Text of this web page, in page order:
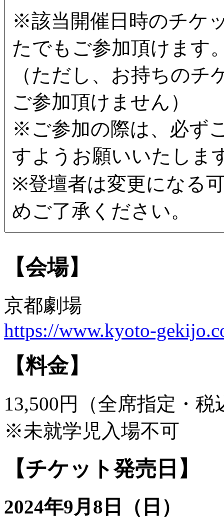
※該当開催日時のチケ
たでもご参加頂けます
（ただし、お持ちの
ご参加頂けません）
※ご参加の際は、必ず
すようお願いいたしま
※登壇者は変更になる
めご了承ください。
【会場】
京都劇場
https://www.kyoto-
【料金】
13,500円（全席指定・税
※未就学児入場不可
【チケット発売日】
2024年9月8日（日）